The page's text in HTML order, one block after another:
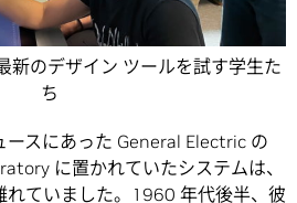
新のデザイン ツールを試す学生た
ち
ースにあった General Electric の
に置かれていたシステムは、
れていました。1960 年代後半、彼